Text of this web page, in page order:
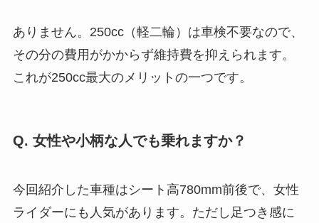
ありません。250cc（軽二輪）は車検不要なので、
その分の費用がかからず維持費を抑えられます。
これが250cc最大のメリットの一つです。
Q. 女性や小柄な人でも乗れますか？
今回紹介した車種はシート高780mm前後で、女性
ライダーにも人気があります。ただし足つき感に